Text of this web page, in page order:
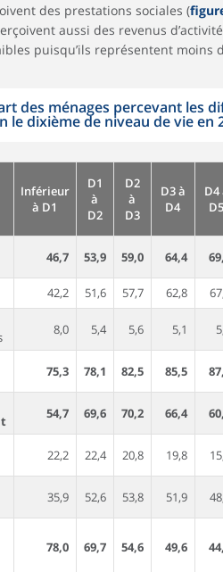
des prestations sociales (
aussi des revenus
puisqu’ils représentent moins
des ménages percevant les
le dixième de niveau de vie en
Inférieur
à D1
D1
à
D2
D2
à
D3
D3 à
D4
D4
D5
46,7 53,9 59,0 64,4
42,2 51,6 57,7 62,8
8,0 5,4 5,6 5,1
75,3 78,1 82,5 85,5
54,7 69,6 70,2 66,4
22,2 22,4 20,8 19,8
35,9 52,6 53,8 51,9
78,0 69,7 54,6 49,6